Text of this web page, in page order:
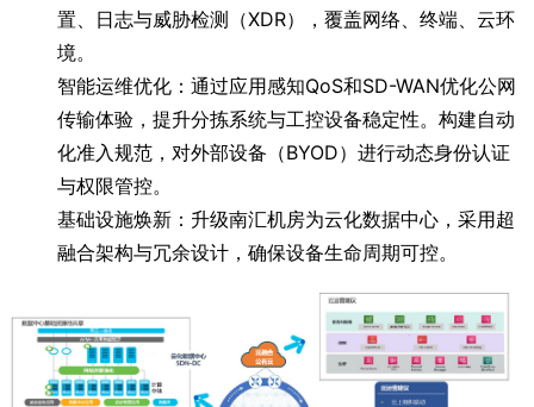
置、日志与威胁检测（XDR），覆盖网络、终端、云环
境。
智能运维优化：通过应用感知QoS和SD-WAN优化公网
传输体验，提升分拣系统与工控设备稳定性。构建自动
化准入规范，对外部设备（BYOD）进行动态身份认证
与权限管控。
基础设施焕新：升级南汇机房为云化数据中心，采用超
融合架构与冗余设计，确保设备生命周期可控。